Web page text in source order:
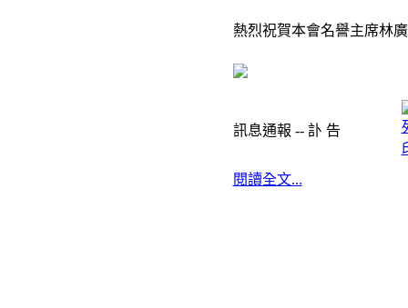
熱烈祝賀本會名譽主席林
訊息通報 -- 訃 告
閱讀全文...